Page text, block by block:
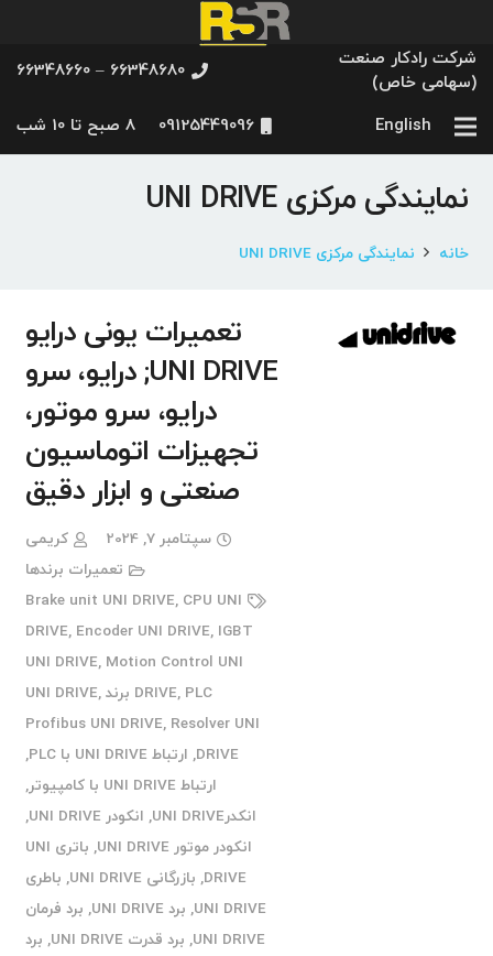
شرکت رادکار صنعت
(سهامی خاص)
66348680 – 66348660
English
09125449096 8 صبح تا 10 شب
نمایندگی مرکزی UNI DRIVE
خانه نمایندگی مرکزی UNI DRIVE
تعمیرات یونی درایو
UNI DRIVE; درایو، سرو
درایو، سرو موتور،
تجهیزات اتوماسیون
صنعتی و ابزار دقیق
سپتامبر 7, 2024
کریمی
تعمیرات برندها
Brake unit UNI DRIVE, CPU UNI
DRIVE, Encoder UNI DRIVE, IGBT
UNI DRIVE, Motion Control UNI
DRIVE, PLC برند UNI DRIVE
,
Profibus UNI DRIVE, Resolver UNI
DRIVE
, ارتباط UNI DRIVE با PLC
,
ارتباط UNI DRIVE با کامپیوتر
,
انکدرUNI DRIVE
, انکودر UNI DRIVE
,
انکودر موتور UNI DRIVE
,
باتری UNI
DRIVE
, بازرگانی UNI DRIVE , باطری
UNI DRIVE
, برد UNI DRIVE , برد فرمان
UNI DRIVE
, برد قدرت UNI DRIVE , برد